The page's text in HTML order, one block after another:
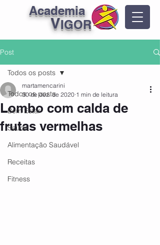
V
Academia
IGOR
Post
Todos os posts
Bem Estar
Saúde
Alimentação Saudável
Receitas
Fitness
Todos os posts
Lombo com calda de
frutas vermelhas
martamencarini
30 de dez. de 2020 1 min de leitura